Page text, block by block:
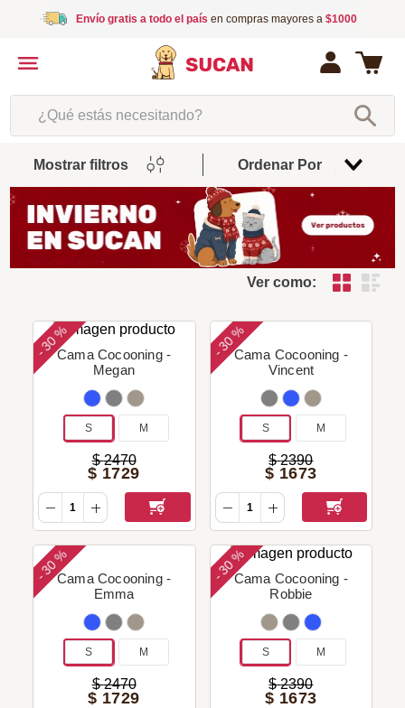
Envío gratis a todo el país en compras mayores a $1000
¿Qué estás necesitando?
Mostrar filtros Ordenar Por
Relevancia
Ver como:
-
30 %
Cama Cocooning -
Megan
S M
$ 2470
$ 1729
-
30 %
Cama Cocooning -
Vincent
S M
$ 2390
$ 1673
-
30 %
Cama Cocooning -
Emma
S M
$ 2470
$ 1729
-
30 %
Cama Cocooning -
Robbie
S M
$ 2390
$ 1673